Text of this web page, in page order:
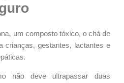
um composto tóxico, o chá de
crianças, gestantes, lactantes e
não deve ultrapassar duas